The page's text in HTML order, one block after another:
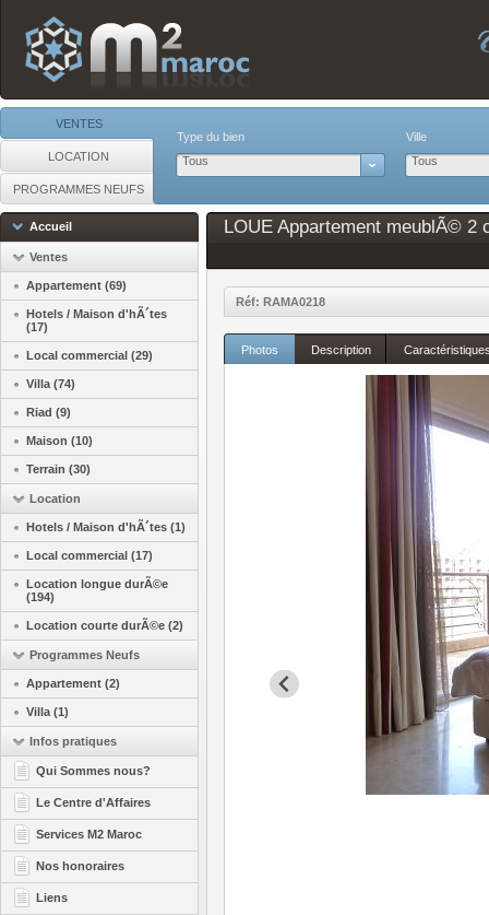
VENTES
LOCATION
PROGRAMMES NEUFS
Type du bien
Tous
Ville
Tous
Accueil
Ventes
Appartement (69)
Hotels / Maison d'hÃ´tes
(17)
Local commercial (29)
Villa (74)
Riad (9)
Maison (10)
Terrain (30)
Location
Hotels / Maison d'hÃ´tes (1)
Local commercial (17)
Location longue durÃ©e
(194)
Location courte durÃ©e (2)
Programmes Neufs
Appartement (2)
Villa (1)
Infos pratiques
Qui Sommes nous?
Le Centre d'Affaires
Services M2 Maroc
Nos honoraires
Liens
LOUE Appartement meublÃ© 2
Réf: RAMA0218
Photos Description